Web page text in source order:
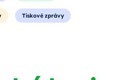
Tiskové zprávy